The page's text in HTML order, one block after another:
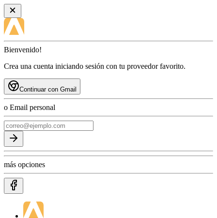
Bienvenido!
Crea una cuenta iniciando sesión con tu proveedor favorito.
Continuar con Gmail
o Email personal
más opciones